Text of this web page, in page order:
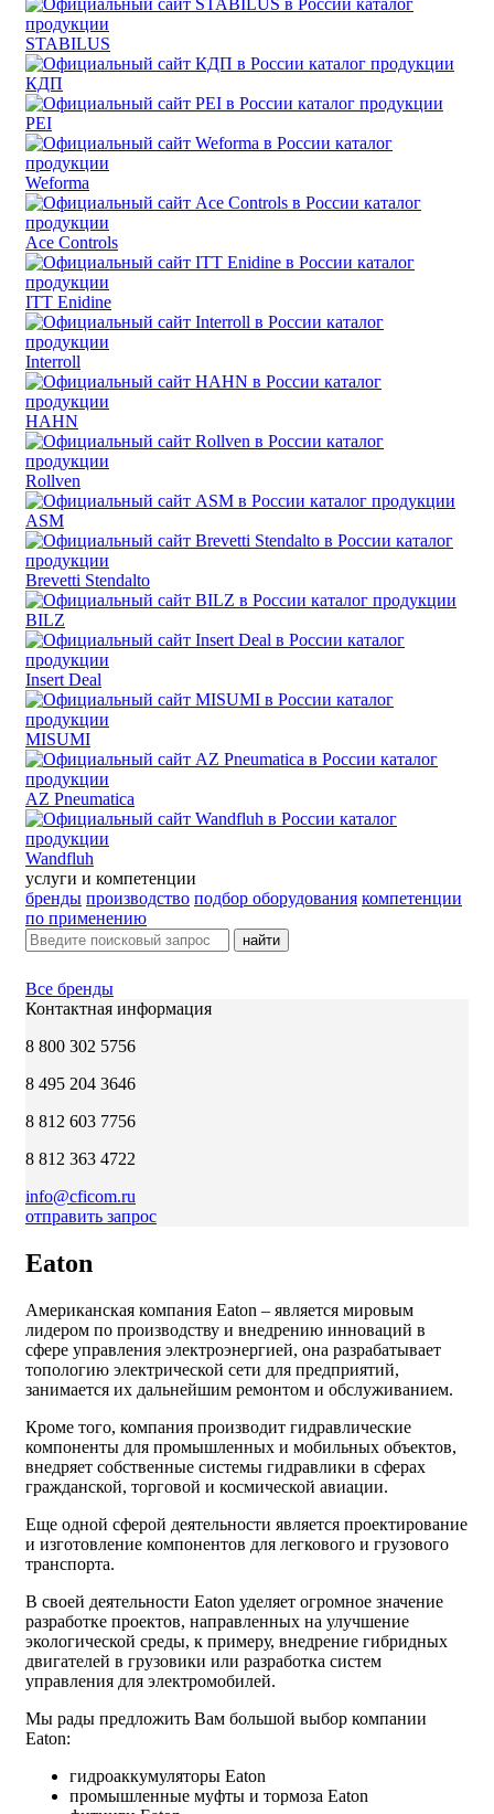
STABILUS
КДП
PEI
Weforma
Ace Controls
ITT Enidine
Interroll
HAHN
Rollven
ASM
Brevetti Stendalto
BILZ
Insert Deal
MISUMI
AZ Pneumatica
Wandfluh
услуги и компетенции
бренды производство подбор оборудования компетенции
по применению
найти
Все бренды
Контактная информация
8 800 302 5756
8 495 204 3646
8 812 603 7756
8 812 363 4722
info@cficom.ru
отправить запрос
Eaton
Американская компания Eaton – является мировым
лидером по производству и внедрению инноваций в
сфере управления электроэнергией, она разрабатывает
топологию электрической сети для предприятий,
занимается их дальнейшим ремонтом и обслуживанием.
Кроме того, компания производит гидравлические
компоненты для промышленных и мобильных объектов,
внедряет собственные системы гидравлики в сферах
гражданской, торговой и космической авиации.
Еще одной сферой деятельности является проектирование
и изготовление компонентов для легкового и грузового
транспорта.
В своей деятельности Eaton уделяет огромное значение
разработке проектов, направленных на улучшение
экологической среды, к примеру, внедрение гибридных
двигателей в грузовики или разработка систем
управления для электромобилей.
Мы рады предложить Вам большой выбор компании
Eaton:
гидроаккумуляторы Eaton
промышленные муфты и тормоза Eaton